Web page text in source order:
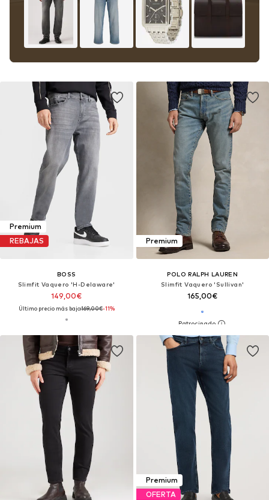
Premium
REBAJAS
BOSS
Slimfit Vaquero 'H-Delaware'
149,00€
Último precio más bajo:169,00€-11%
Premium
POLO RALPH LAUREN
Slimfit Vaquero 'Sullivan'
165,00€
Premium
OFERTA